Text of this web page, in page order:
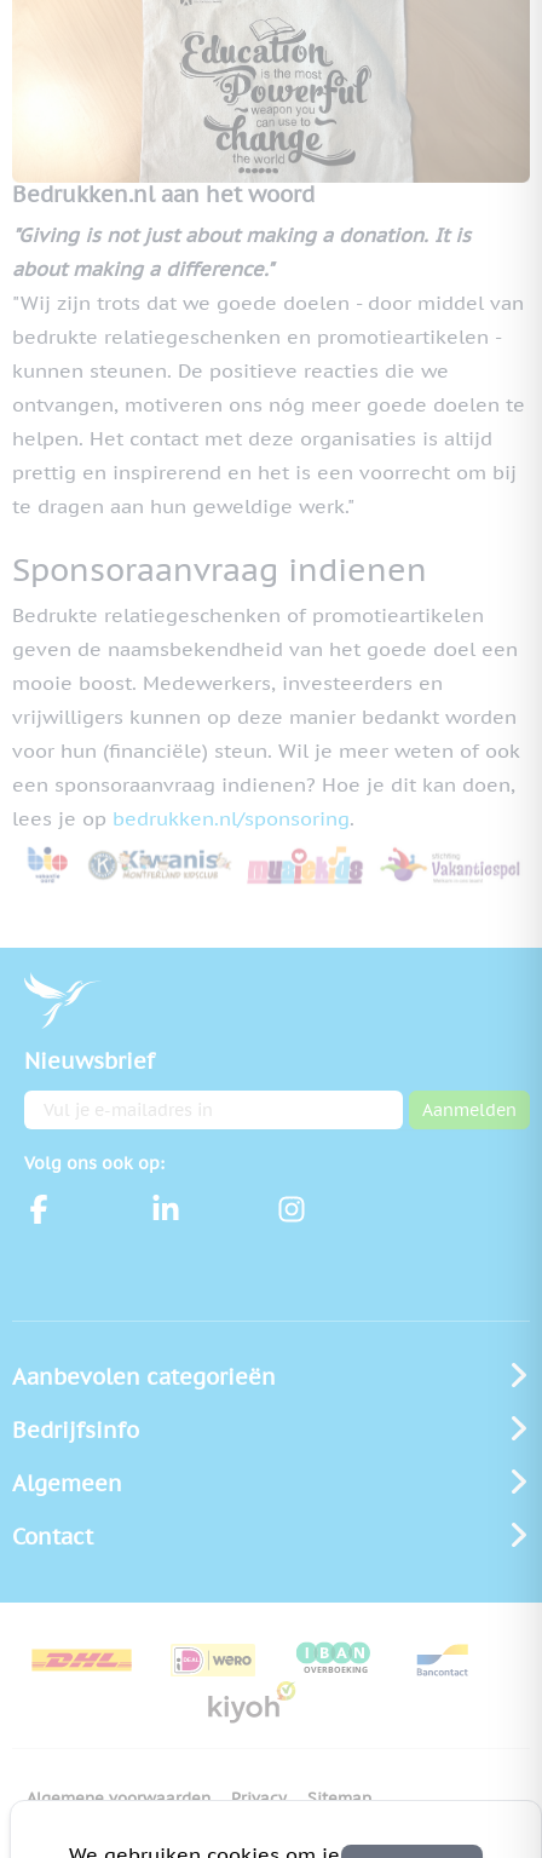
Bedrukken.nl aan het woord
"Giving is not just about making a donation. It is
about making a difference."
"Wij zijn trots dat we goede doelen - door middel van
bedrukte relatiegeschenken en promotieartikelen -
kunnen steunen. De positieve reacties die we
ontvangen, motiveren ons nóg meer goede doelen te
helpen. Het contact met deze organisaties is altijd
prettig en inspirerend en het is een voorrecht om bij
te dragen aan hun geweldige werk."
Sponsoraanvraag indienen
Bedrukte relatiegeschenken of promotieartikelen
geven de naamsbekendheid van het goede doel een
mooie boost. Medewerkers, investeerders en
vrijwilligers kunnen op deze manier bedankt worden
voor hun (financiële) steun. Wil je meer weten of ook
een sponsoraanvraag indienen? Hoe je dit kan doen,
lees je op bedrukken.nl/sponsoring.
Nieuwsbrief
E-mailadres Aanmelden
Volg ons ook op:
Aanbevolen categorieën
Bedrijfsinfo
Algemeen
Contact
Algemene voorwaarden Privacy Sitemap
Copyright Bedrukken.nl Pas cookie instellingen aan